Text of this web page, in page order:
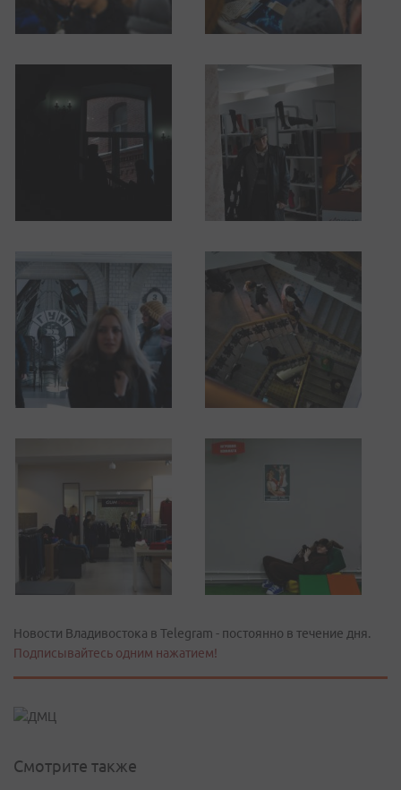
Новости Владивостока в Telegram - постоянно в течение дня.
Подписывайтесь одним нажатием!
Смотрите также